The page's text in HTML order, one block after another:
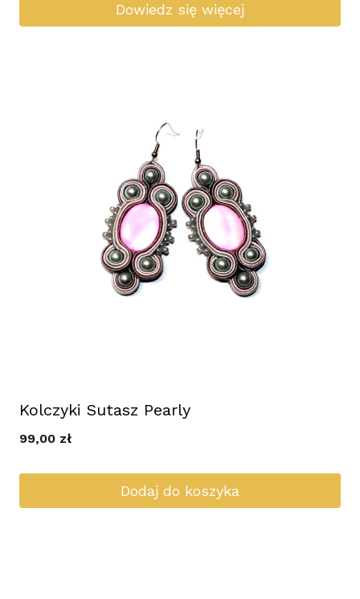
Dowiedz się więcej
Kolczyki Sutasz Pearly
99,00 zł
Dodaj do koszyka